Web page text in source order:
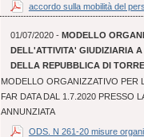
accordo sulla mobilità del
01/07/2020 - MODELLO
DELL'ATTIVITA' GIUDIZIARIA
DELLA REPUBBLICA DI
MODELLO ORGANIZZATIVO PER
FAR DATA DAL 1.7.2020 PRESSO
ANNUNZIATA
ODS. N 261-20 misure